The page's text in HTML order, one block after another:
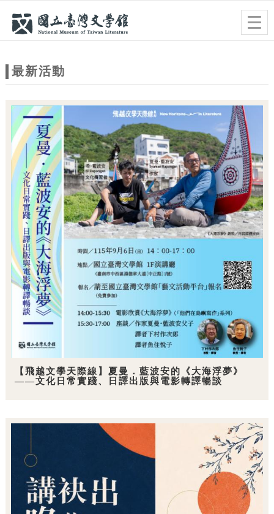
站
題
最新活動
【飛越文學天際線】夏曼．藍波安的《大海浮夢》
——文化日常實踐、日譯出版與電影轉譯暢談